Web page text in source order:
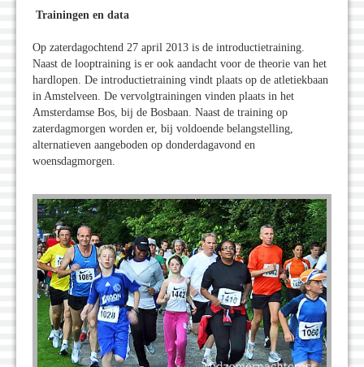
Trainingen en data
Op zaterdagochtend 27 april 2013 is de introductietraining.
Naast de looptraining is er ook aandacht voor de theorie van het
hardlopen. De introductietraining vindt plaats op de atletiekbaan
in Amstelveen. De vervolgtrainingen vinden plaats in het
Amsterdamse Bos, bij de Bosbaan. Naast de training op
zaterdagmorgen worden er, bij voldoende belangstelling,
alternatieven aangeboden op donderdagavond en
woensdagmorgen.